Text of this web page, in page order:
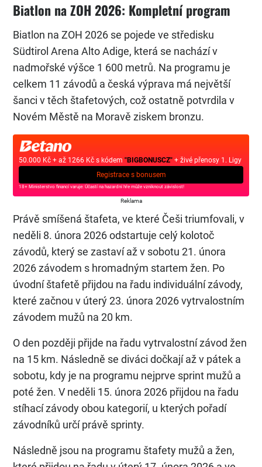
Biatlon na ZOH 2026: Kompletní program
Biatlon na ZOH 2026 se pojede ve středisku
Südtirol Arena Alto Adige, která se nachází v
nadmořské výšce 1 600 metrů. Na programu je
celkem 11 závodů a česká výprava má největší
šanci v těch štafetových, což ostatně potvrdila v
Novém Městě na Moravě ziskem bronzu.
50.000 Kč + až 1266 Kč s kódem "BIGBONUSCZ" + živé přenosy 1. Ligy
Registrace s bonusem
18+ Ministerstvo financí varuje: Účastí na hazardní hře může vzniknout závislost!
Reklama
Právě smíšená štafeta, ve které Češi triumfovali, v
neděli 8. února 2026 odstartuje celý kolotoč
závodů, který se zastaví až v sobotu 21. února
2026 závodem s hromadným startem žen. Po
úvodní štafetě přijdou na řadu individuální závody,
které začnou v úterý 23. února 2026 vytrvalostním
závodem mužů na 20 km.
O den později přijde na řadu vytrvalostní závod žen
na 15 km. Následně se diváci dočkají až v pátek a
sobotu, kdy je na programu nejprve sprint mužů a
poté žen. V neděli 15. února 2026 přijdou na řadu
stíhací závody obou kategorií, u kterých pořadí
závodníků určí právě sprinty.
Následně jsou na programu štafety mužů a žen,